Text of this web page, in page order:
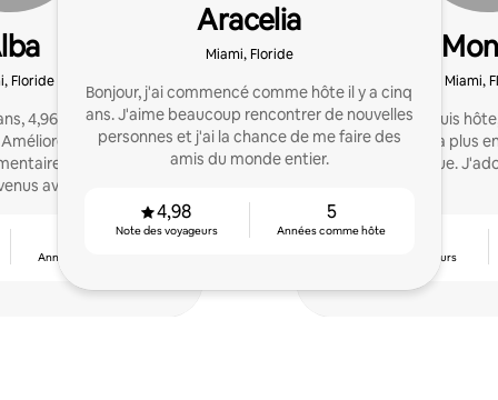
Floride
4,96 étoiles, plus de
votre accueil,
élogieux et
avec mon aide
Années comme hôte
Aracelia
Miami, Floride
Bonjour, j'ai commencé comme hôte il y a cinq
ans. J'aime beaucoup rencontrer de nouvelles
personnes et j'ai la chance de me faire des
amis du monde entier.
4,98
Note des voyageurs
5
Années comme hôte
Miami,
Depuis que je suis
plus belle et la plus
jamais vécue.
Note des voyageurs